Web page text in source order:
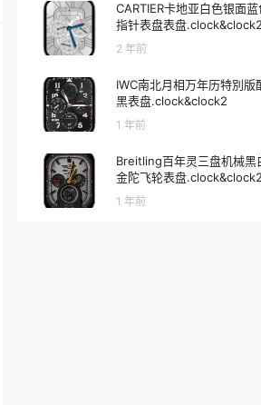
CARTIER卡地亚白色银面蓝
指针表盘表盘.clock&clock2
2 年前
IWC南北月相万年历特別版
黑表盘.clock&clock2
1 年前
Breitling百年灵三盘机械黑
金陀飞轮表盘.clock&clock2
1 年前